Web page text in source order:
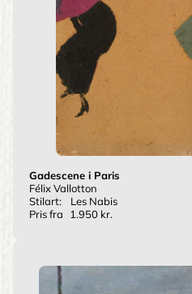
Gadescene i Paris
Félix Vallotton
Stilart:
Les Nabis
Pris fra
1.950 kr.